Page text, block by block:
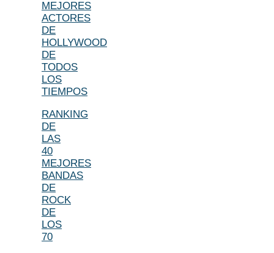
MEJORES
ACTORES
DE
HOLLYWOOD
DE
TODOS
LOS
TIEMPOS
RANKING
DE
LAS
40
MEJORES
BANDAS
DE
ROCK
DE
LOS
70